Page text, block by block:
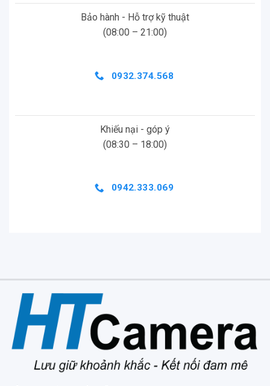
Bảo hành - Hỗ trợ kỹ thuật
(08:00 – 21:00)
0932.374.568
Khiếu nại - góp ý
(08:30 – 18:00)
0942.333.069